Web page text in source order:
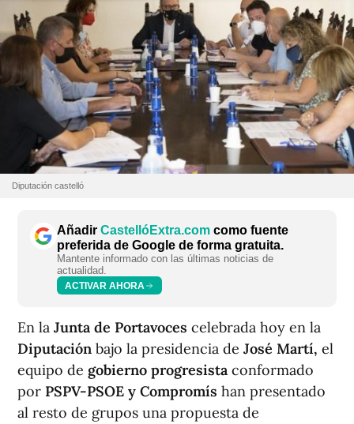
Diputación castelló
Añadir CastellóExtra.com como fuente
preferida de Google de forma gratuita.
Mantente informado con las últimas noticias de
actualidad.
ACTIVAR AHORA
En la Junta de Portavoces celebrada hoy en la
Diputación bajo la presidencia de José Martí, el
equipo de gobierno progresista conformado
por PSPV-PSOE y Compromís han presentado
al resto de grupos una propuesta de